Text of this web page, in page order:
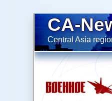
CA-
Central Asia